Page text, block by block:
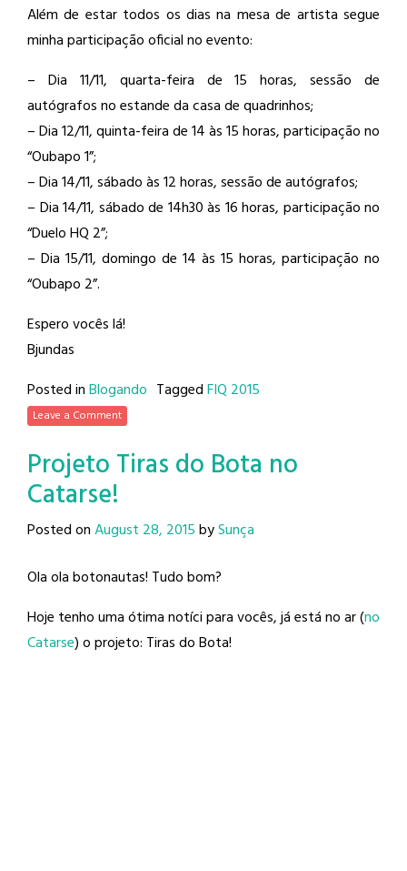
Além de estar todos os dias na mesa de artista segue
minha participação oficial no evento:
– Dia 11/11, quarta-feira de 15 horas, sessão de
autógrafos no estande da casa de quadrinhos;
– Dia 12/11, quinta-feira de 14 às 15 horas, participação no
“Oubapo 1”;
– Dia 14/11, sábado às 12 horas, sessão de autógrafos;
– Dia 14/11, sábado de 14h30 às 16 horas, participação no
“Duelo HQ 2”;
– Dia 15/11, domingo de 14 às 15 horas, participação no
“Oubapo 2”.
Espero vocês lá!
Bjundas
Posted inBlogando TaggedFIQ 2015
Leave a Comment
Projeto Tiras do Bota no
Catarse!
Posted onAugust 28, 2015bySunça
Ola ola botonautas! Tudo bom?
Hoje tenho uma ótima notíci para vocês, já está no ar (no
Catarse) o projeto: Tiras do Bota!